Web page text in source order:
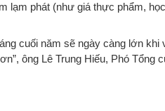
lạm phát (như giá thực phẩm,
cuối năm sẽ ngày càng lớn
ông Lê Trung Hiếu, Phó Tổng